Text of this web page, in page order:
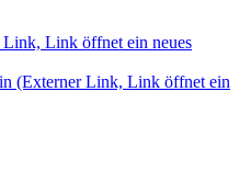
Link, Link öffnet ein neues
(Externer Link, Link öffnet ein